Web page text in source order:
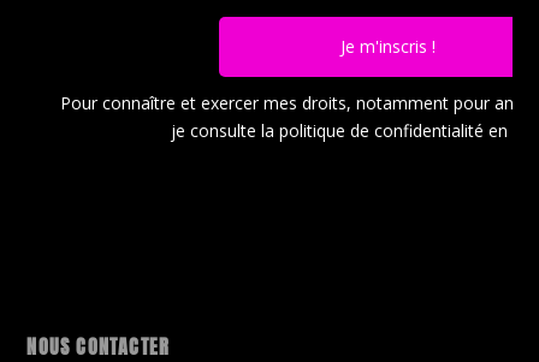
Je m'inscris !
Pour connaître et exercer mes droits, notamment pour
je consulte la politique de confidentialité en
NOUS CONTACTER